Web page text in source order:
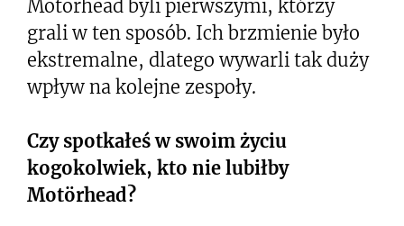
Motörhead byli pierwszymi, którzy
grali w ten sposób. Ich brzmienie było
ekstremalne, dlatego wywarli tak duży
wpływ na kolejne zespoły.
Czy spotkałeś w swoim życiu
kogokolwiek, kto nie lubiłby
Motörhead?